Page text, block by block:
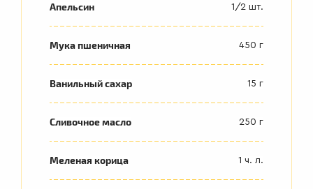
Апельсин 1/2 шт.
Мука пшеничная 450 г
Ванильный сахар 15 г
Сливочное масло 250 г
Меленая корица 1 ч. л.